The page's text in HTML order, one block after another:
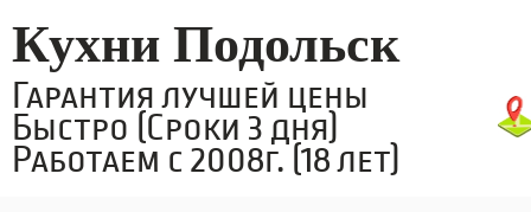
Кухни Подольск
Гарантия лучшей цены
Быстро (Сроки 3 дня)
Работаем с 2008г. (18 лет)